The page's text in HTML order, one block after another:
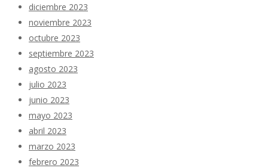
diciembre 2023
noviembre 2023
octubre 2023
septiembre 2023
agosto 2023
julio 2023
junio 2023
mayo 2023
abril 2023
marzo 2023
febrero 2023